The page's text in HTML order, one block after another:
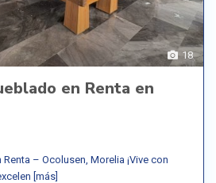
18
en Renta en
– Ocolusen, Morelia ¡Vive con
[más]